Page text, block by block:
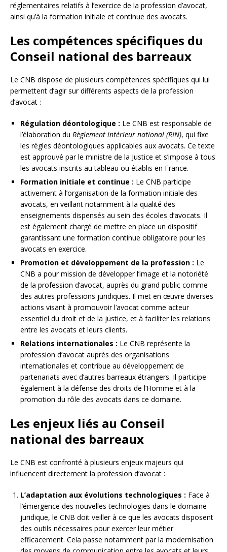
réglementaires relatifs à l’exercice de la profession d’avocat,
ainsi qu’à la formation initiale et continue des avocats.
Les compétences spécifiques du
Conseil national des barreaux
Le CNB dispose de plusieurs compétences spécifiques qui lui
permettent d’agir sur différents aspects de la profession
d’avocat :
Régulation déontologique : Le CNB est responsable de
l’élaboration du Règlement intérieur national (RIN), qui fixe
les règles déontologiques applicables aux avocats. Ce texte
est approuvé par le ministre de la Justice et s’impose à tous
les avocats inscrits au tableau ou établis en France.
Formation initiale et continue : Le CNB participe
activement à l’organisation de la formation initiale des
avocats, en veillant notamment à la qualité des
enseignements dispensés au sein des écoles d’avocats. Il
est également chargé de mettre en place un dispositif
garantissant une formation continue obligatoire pour les
avocats en exercice.
Promotion et développement de la profession : Le
CNB a pour mission de développer l’image et la notoriété
de la profession d’avocat, auprès du grand public comme
des autres professions juridiques. Il met en œuvre diverses
actions visant à promouvoir l’avocat comme acteur
essentiel du droit et de la justice, et à faciliter les relations
entre les avocats et leurs clients.
Relations internationales : Le CNB représente la
profession d’avocat auprès des organisations
internationales et contribue au développement de
partenariats avec d’autres barreaux étrangers. Il participe
également à la défense des droits de l’Homme et à la
promotion du rôle des avocats dans ce domaine.
Les enjeux liés au Conseil
national des barreaux
Le CNB est confronté à plusieurs enjeux majeurs qui
influencent directement la profession d’avocat :
L’adaptation aux évolutions technologiques : Face à
l’émergence des nouvelles technologies dans le domaine
juridique, le CNB doit veiller à ce que les avocats disposent
des outils nécessaires pour exercer leur métier
efficacement. Cela passe notamment par la modernisation